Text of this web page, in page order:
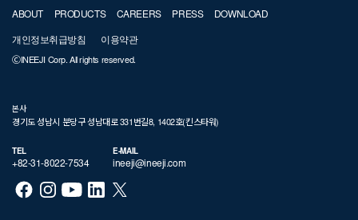
ABOUT PRODUCTS CAREERS PRESS DOWNLOAD
개인정보취급방침 이용약관
ⒸINEEJI Corp. All rights reserved.
본사
경기도 성남시 분당구 성남대로 331번길8, 1402호(킨스타워)
TEL
+82-31-8022-7534
E-MAIL
ineeji@ineeji.com